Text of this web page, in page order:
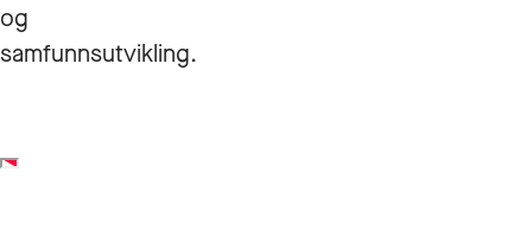
og
samfunnsutvikling.